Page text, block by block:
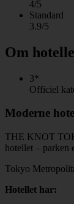
4/5
Standard
3.9/5
Om
3*
Officiel
Moderne
THE KNOT
hotellet – parken
Tokyo
Hotellet har: